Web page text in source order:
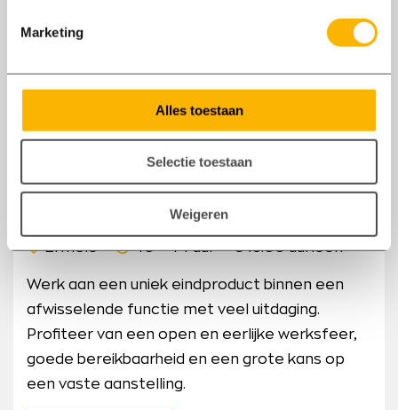
Marketing
Alles toestaan
Selectie toestaan
Weigeren
Inpak / montagemedewerker metaal
Ermelo 40 - 44 uur € 15.00 uurloon
Werk aan een uniek eindproduct binnen een
afwisselende functie met veel uitdaging.
Profiteer van een open en eerlijke werksfeer,
goede bereikbaarheid en een grote kans op
een vaste aanstelling.